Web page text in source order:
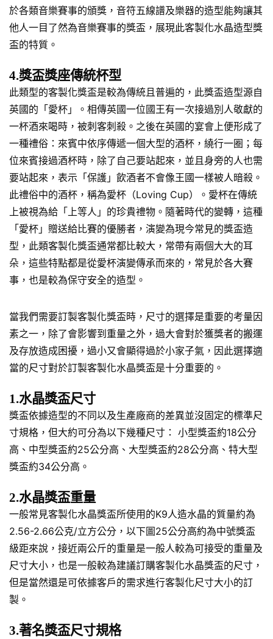
於各類音樂賽事的頒獎，音符五線譜及樂器的造型能夠讓其
他人一目了然為音樂賽事的獎盃，展現此客製化水晶造型獎
盃的特質。
4.獎盃獎座傳統杯型
此類型的客製化獎盃是較為傳統且普遍的，此獎盃造型源自
英國的「愛杯」。相傳英國一位國王有一次接過別人敬獻的
一杯酒來喝時，被刺客刺殺。之後在英國的宴會上便形成了
一種禮俗：來賓中依序傳遞一個大型的酒杯，繞行一圈；每
位來賓接過酒杯時，除了自己要站起來，並且身旁的人也需
要站起來，表示「保護」飲酒者不會像王國一樣被人暗殺。
此禮俗中的酒杯，稱為愛杯（Loving Cup）。愛杯在傳統
上被視為給「上等人」的珍貴禮物。隨著時代的變轉，這種
「愛杯」贈送給比賽的優勝者，演變為現今常見的獎盃造
型，此類客製化獎盃通常都比較大，常帶有兩個大大的耳
朵，這些特點都是從愛杯演變傳承而來的，常見於各大賽
事，也是較為保守安全的造型。
當我們需要訂製客製化獎盃時，尺寸的選擇是重要的考量因
素之一，除了會影響到重量之外，過大會對於獲獎者的搬運
及存放造成困擾，過小又會顯得過於小家子氣，因此選擇適
當的尺寸對於訂製客製化水晶獎盃是十分重要的。
1.水晶獎盃尺寸
獎盃依據造型的不同以及生產廠商的差異並沒固定的標準尺
寸規格，但大約可分為以下幾種尺寸： 小型獎盃約18公分
高、中型獎盃約25公分高、大型獎盃約28公分高、特大型
獎盃約34公分高。
2.水晶獎盃重量
一般常見客製化水晶獎盃所使用的K9人造水晶的質量約為
2.56-2.66公克/立方公分，以下圖25公分高約為中號獎盃
級距來說，接近兩公斤的重量是一般人較為可接受的重量及
尺寸大小，也是一般較為建議訂購客製化水晶獎盃的尺寸，
但是當然還是可依據客戶的需求進行客製化尺寸大小的訂
製。
3.著名獎盃尺寸規格